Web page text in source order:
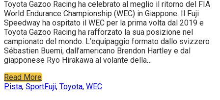
Toyota Gazoo Racing ha celebrato al meglio il ritorno del FIA
World Endurance Championship (WEC) in Giappone. Il Fuji
Speedway ha ospitato il WEC per la prima volta dal 2019 e
Toyota Gazoo Racing ha rafforzato la sua posizione nel
campionato del mondo. L’equipaggio formato dallo svizzero
Sébastien Buemi, dall’americano Brendon Hartley e dal
giapponese Ryo Hirakawa al volante della…
Read More
Pista, SportFuji, Toyota, WEC